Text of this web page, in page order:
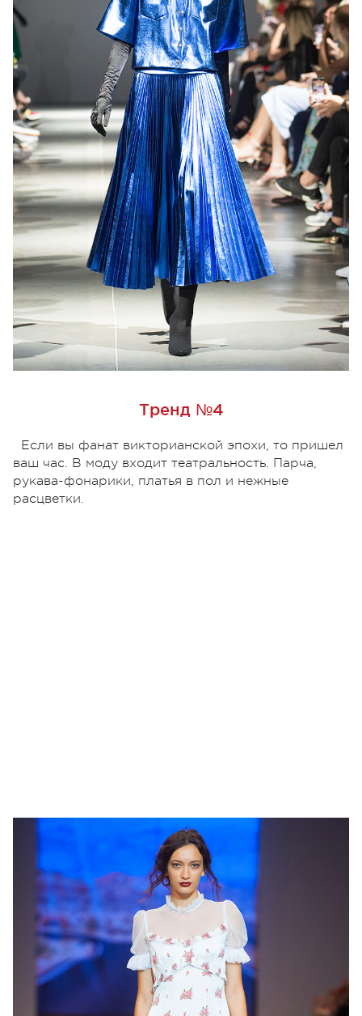
Тренд №4
Если вы фанат викторианской эпохи, то пришел
ваш час. В моду входит театральность. Парча,
рукава-фонарики, платья в пол и нежные
расцветки.